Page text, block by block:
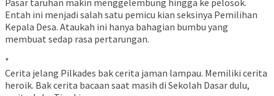
Pasar taruhan makin menggelembung hingga ke pelosok.
Entah ini menjadi salah satu pemicu kian seksinya Pemilihan
Kepala Desa. Ataukah ini hanya bahagian bumbu yang
membuat sedap rasa pertarungan.
*
Cerita jelang Pilkades bak cerita jaman lampau. Memiliki cerita
heroik. Bak cerita bacaan saat masih di Sekolah Dasar dulu,